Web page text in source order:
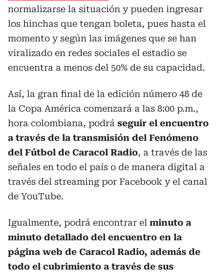
normalizarse la situación y pueden ingresar
los hinchas que tengan boleta, pues hasta el
momento y según las imágenes que se han
viralizado en redes sociales el estadio se
encuentra a menos del 50% de su capacidad.
Así, la gran final de la edición número 48 de
la Copa América comenzará a las 8:00 p.m.,
hora colombiana, podrá seguir el encuentro
a través de la transmisión del Fenómeno
del Fútbol de Caracol Radio, a través de las
señales en todo el país o de manera digital a
través del streaming por Facebook y el canal
de YouTube.
Igualmente, podrá encontrar el minuto a
minuto detallado del encuentro en la
página web de Caracol Radio, además de
todo el cubrimiento a través de sus